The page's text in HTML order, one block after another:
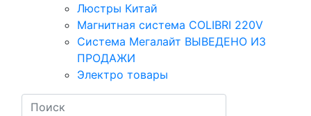
Люстры Китай
Магнитная система COLIBRI 220V
Система Мегалайт ВЫВЕДЕНО ИЗ
ПРОДАЖИ
Электро товары